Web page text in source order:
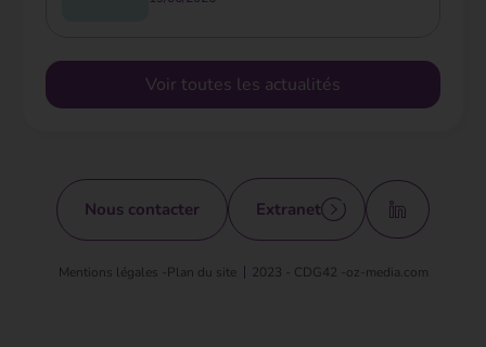
Voir toutes les actualités
Nous contacter Extranet
Mentions légales - Plan du site 2023 - CDG42 - oz-media.com